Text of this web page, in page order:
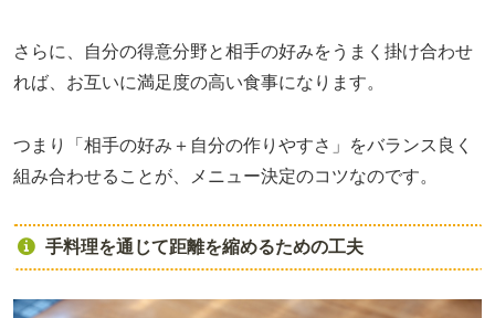
さらに、自分の得意分野と相手の好みをうまく掛け合わせ
れば、お互いに満足度の高い食事になります。
つまり「相手の好み＋自分の作りやすさ」をバランス良く
組み合わせることが、メニュー決定のコツなのです。
手料理を通じて距離を縮めるための工夫